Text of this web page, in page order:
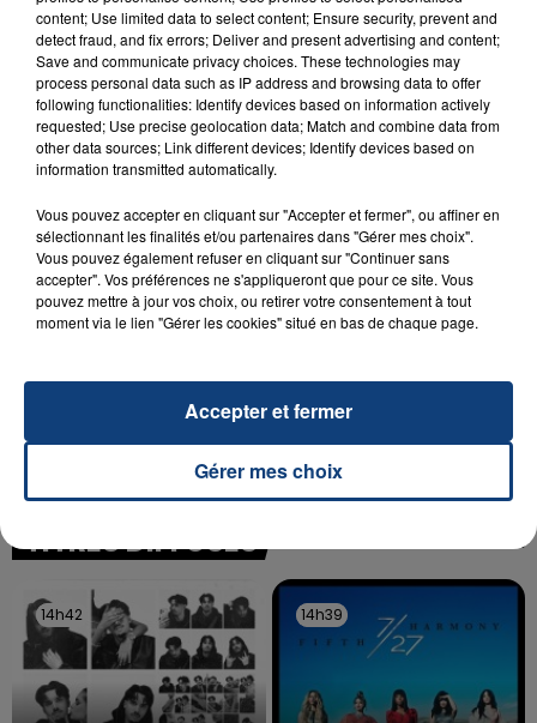
23 juillet 2026
INCENDIE MORTEL À LENS : UNE FEMME ET
SON BÉBÉ ENTRE LA VIE ET LA...
Un homme s'est immolé par le feu après avoir
d'un liquide inflammable.
20 juillet 2026
UNE ADOLESCENTE DEVANT SE FAIRE
La famille a porté plainte contre la clinique qui a
reconnu sa responsabilité et présenté ses
TITRES DIFFUSÉS
14h42
14h42 14h39
14h39
content; Use limited data to select content; Ensure security, prevent and
detect fraud, and fix errors; Deliver and present advertising and content;
Save and communicate privacy choices. These technologies may
process personal data such as IP address and browsing data to offer
following functionalities: Identify devices based on information actively
requested; Use precise geolocation data; Match and combine data from
other data sources; Link different devices; Identify devices based on
information transmitted automatically.
Vous pouvez accepter en cliquant sur "Accepter et fermer", ou affiner en
sélectionnant les finalités et/ou partenaires dans "Gérer mes choix".
Vous pouvez également refuser en cliquant sur "Continuer sans
accepter". Vos préférences ne s'appliqueront que pour ce site. Vous
pouvez mettre à jour vos choix, ou retirer votre consentement à tout
moment via le lien "Gérer les cookies" situé en bas de chaque page.
Gérer mes choix
Accepter et fermer